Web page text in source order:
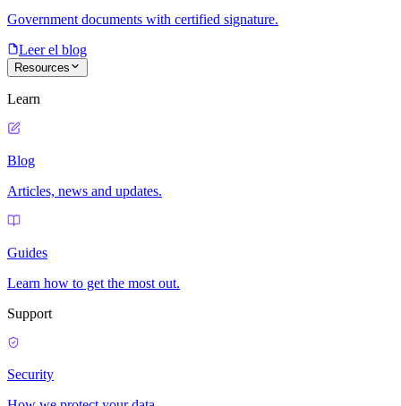
Government documents with certified signature.
Leer el blog
Resources
Learn
Blog
Articles, news and updates.
Guides
Learn how to get the most out.
Support
Security